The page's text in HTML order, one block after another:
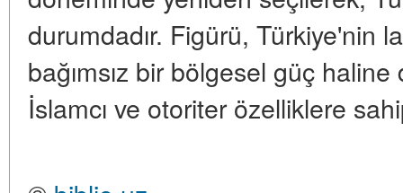
durumdadır. Figürü, Türkiye'nin
bağımsız bir bölgesel güç
İslamcı ve otoriter özelliklere